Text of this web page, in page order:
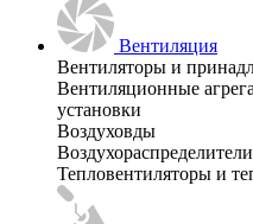
Вентиляция
Вентиляторы и
Вентиляционные
установки
Воздуховды
Тепловентиляторы и